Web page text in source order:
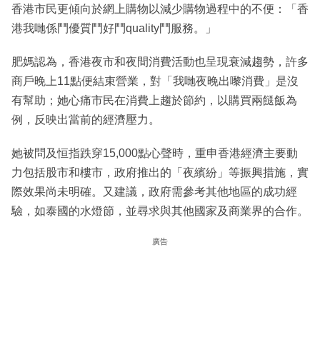
香港市民更傾向於網上購物以減少購物過程中的不便：「香
港我哋係鬥優質鬥好鬥quality鬥服務。」
肥媽認為，香港夜市和夜間消費活動也呈現衰減趨勢，許多
商戶晚上11點便結束營業，對「我哋夜晚出嚟消費」是沒
有幫助；她心痛市民在消費上趨於節約，以購買兩餸飯為
例，反映出當前的經濟壓力。
她被問及恒指跌穿15,000點心聲時，重申香港經濟主要動
力包括股市和樓市，政府推出的「夜繽紛」等振興措施，實
際效果尚未明確。又建議，政府需參考其他地區的成功經
驗，如泰國的水燈節，並尋求與其他國家及商業界的合作。
廣告